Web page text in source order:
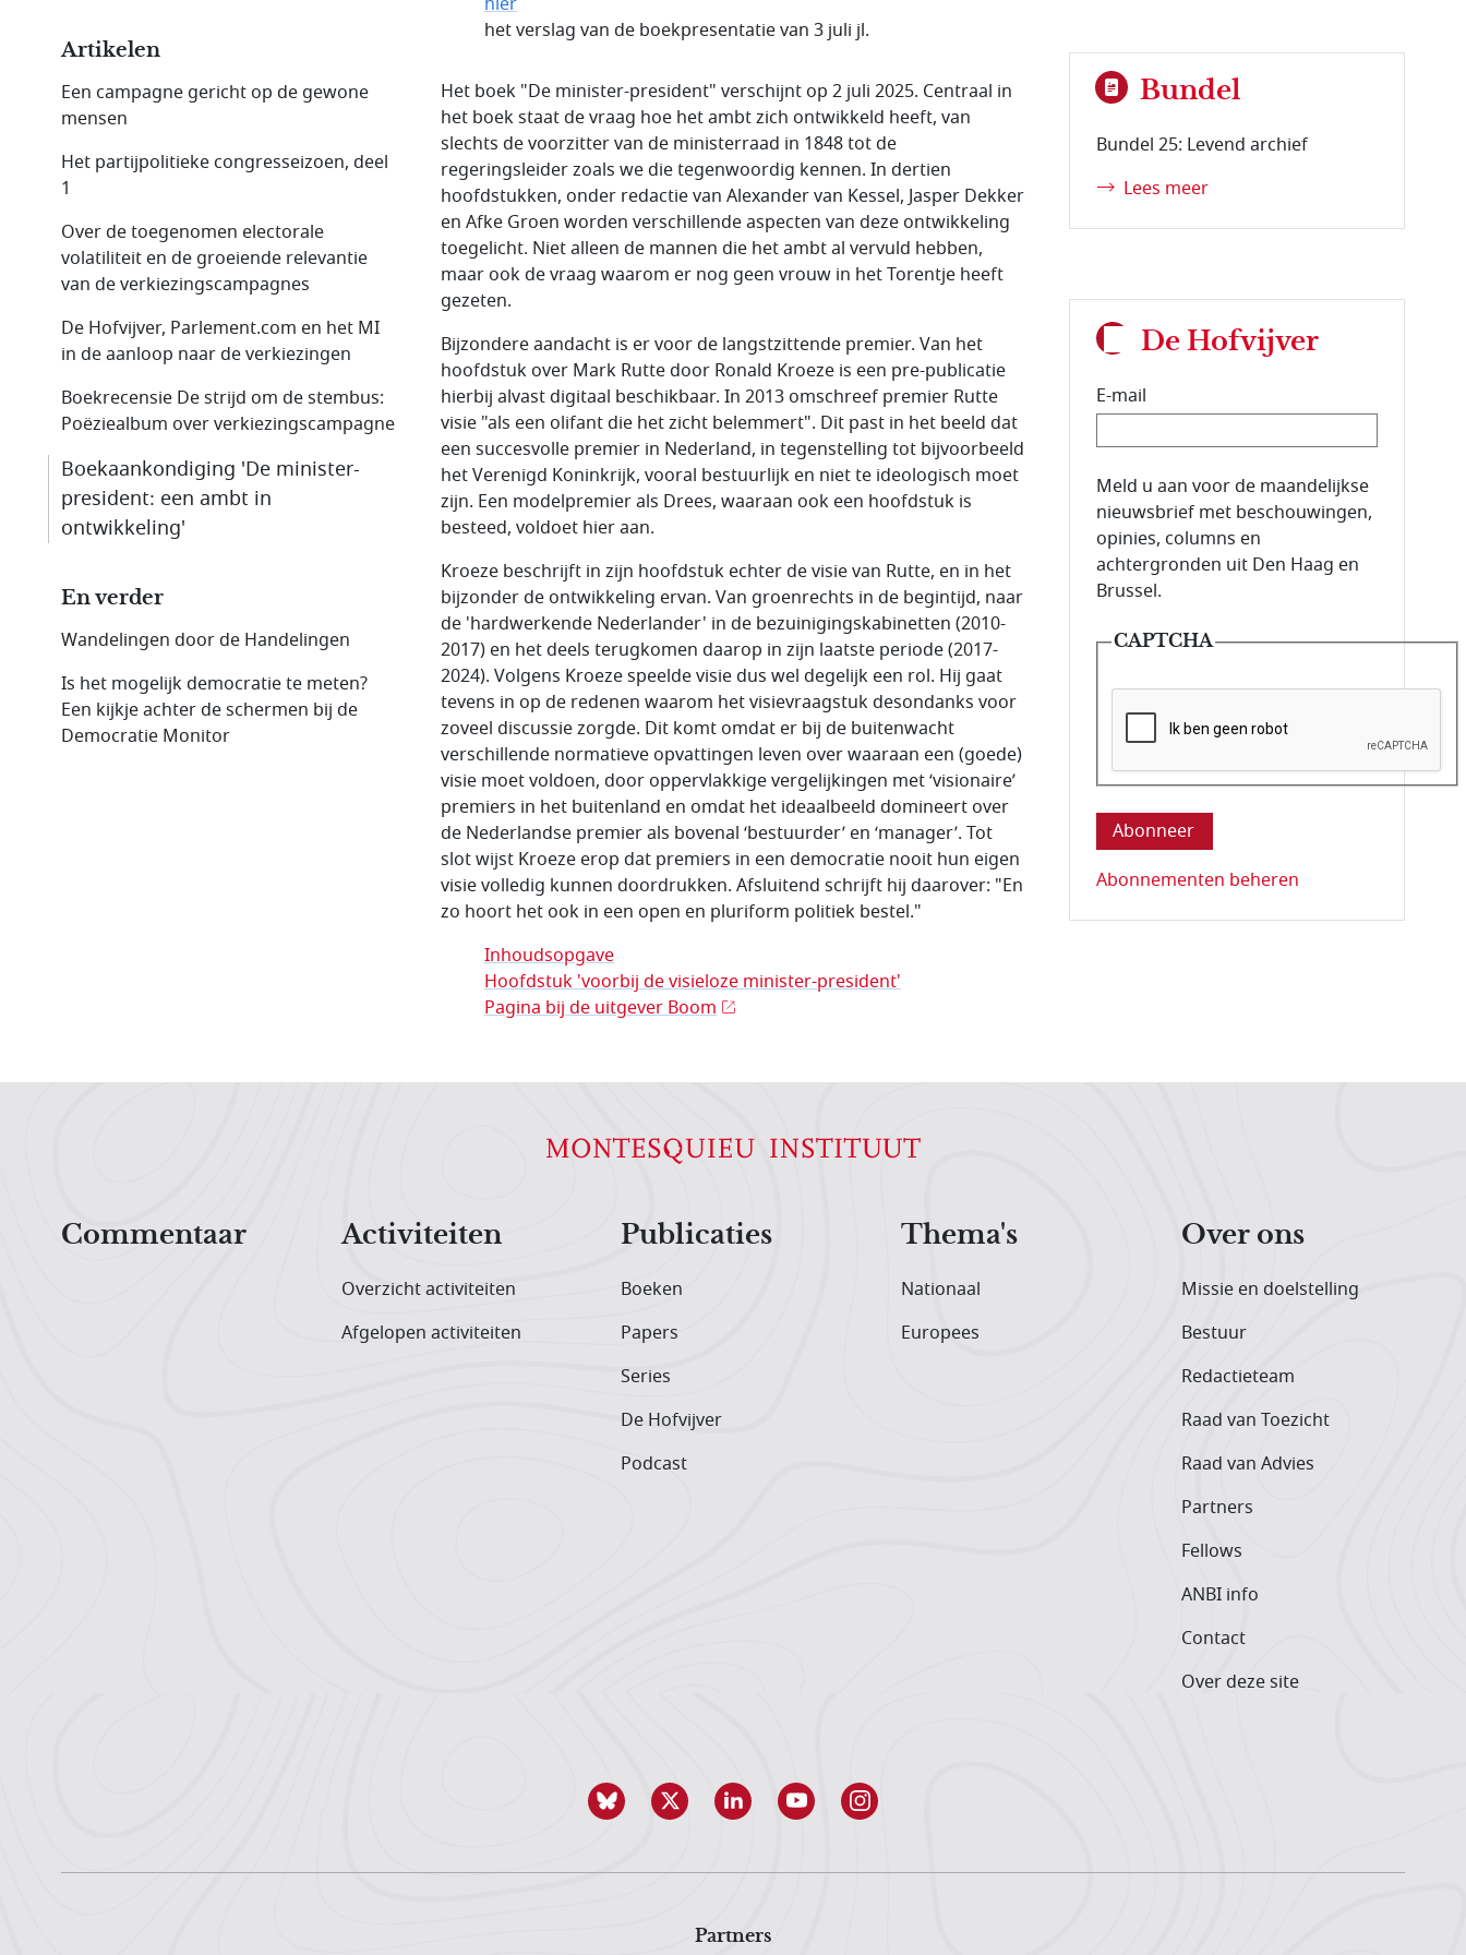
het verslag van de boekpresentatie van 3 juli jl.
Het boek "De minister-president" verschijnt op 2 juli 2025. Centraal in
het boek staat de vraag hoe het ambt zich ontwikkeld heeft, van
slechts de voorzitter van de ministerraad in 1848 tot de
regeringsleider zoals we die tegenwoordig kennen. In dertien
hoofdstukken, onder redactie van Alexander van Kessel, Jasper Dekker
en Afke Groen worden verschillende aspecten van deze ontwikkeling
toegelicht. Niet alleen de mannen die het ambt al vervuld hebben,
maar ook de vraag waarom er nog geen vrouw in het Torentje heeft
gezeten.
Bijzondere aandacht is er voor de langstzittende premier. Van het
hoofdstuk over Mark Rutte door Ronald Kroeze is een pre-publicatie
hierbij alvast digitaal beschikbaar. In 2013 omschreef premier Rutte
visie "als een olifant die het zicht belemmert". Dit past in het beeld dat
een succesvolle premier in Nederland, in tegenstelling tot bijvoorbeeld
het Verenigd Koninkrijk, vooral bestuurlijk en niet te ideologisch moet
zijn. Een modelpremier als Drees, waaraan ook een hoofdstuk is
besteed, voldoet hier aan.
Kroeze beschrijft in zijn hoofdstuk echter de visie van Rutte, en in het
bijzonder de ontwikkeling ervan. Van groenrechts in de begintijd, naar
de 'hardwerkende Nederlander' in de bezuinigingskabinetten (2010-
2017) en het deels terugkomen daarop in zijn laatste periode (2017-
2024). Volgens Kroeze speelde visie dus wel degelijk een rol. Hij gaat
tevens in op de redenen waarom het visievraagstuk desondanks voor
zoveel discussie zorgde. Dit komt omdat er bij de buitenwacht
verschillende normatieve opvattingen leven over waaraan een (goede)
visie moet voldoen, door oppervlakkige vergelijkingen met ‘visionaire’
premiers in het buitenland en omdat het ideaalbeeld domineert over
de Nederlandse premier als bovenal ‘bestuurder’ en ‘manager’. Tot
slot wijst Kroeze erop dat premiers in een democratie nooit hun eigen
visie volledig kunnen doordrukken. Afsluitend schrijft hij daarover: "En
zo hoort het ook in een open en pluriform politiek bestel."
Inhoudsopgave
Hoofdstuk 'voorbij de visieloze minister-president'
Pagina bij de uitgever Boom
Artikelen
Een campagne gericht op de gewone
mensen
Het partijpolitieke congresseizoen, deel
1
Over de toegenomen electorale
volatiliteit en de groeiende relevantie
van de verkiezingscampagnes
De Hofvijver, Parlement.com en het MI
in de aanloop naar de verkiezingen
Boekrecensie De strijd om de stembus:
Poëziealbum over verkiezings­campagne
Boekaankondiging 'De minister-
president: een ambt in
ontwikkeling'
En verder
Wandelingen door de Handelingen
Is het mogelijk democratie te meten?
Een kijkje achter de schermen bij de
Democratie Monitor
Bundel
Bundel 25: Levend archief
Lees meer
De Hofvijver
E-mail
E-mailadres van de abonnee.
Meld u aan voor de maandelijkse
nieuwsbrief met beschouwingen,
opinies, columns en
achtergronden uit Den Haag en
Brussel.
CAPTCHA
Deze vraag is om te controleren dat u
Abonnementen beheren
Commentaar
Activiteiten
Overzicht activiteiten
Afgelopen activiteiten
Publicaties
Boeken
Papers
Series
De Hofvijver
Podcast
Thema's
Nationaal
Europees
Over ons
Missie en doelstelling
Bestuur
Redactieteam
Raad van Toezicht
Raad van Advies
Partners
Fellows
ANBI info
Contact
Over deze site
Partners